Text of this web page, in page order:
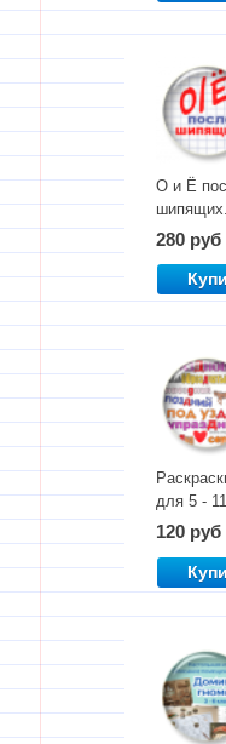
О и Ё
Комплект
280 руб
для 5 - 11
классов.
120 руб